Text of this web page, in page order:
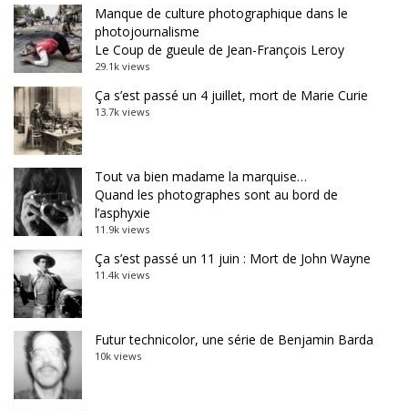
Manque de culture photographique dans le
photojournalisme
Le Coup de gueule de Jean-François Leroy
29.1k views
Ça s’est passé un 4 juillet, mort de Marie Curie
13.7k views
Tout va bien madame la marquise…
Quand les photographes sont au bord de
l’asphyxie
11.9k views
Ça s’est passé un 11 juin : Mort de John Wayne
11.4k views
Futur technicolor, une série de Benjamin Barda
10k views